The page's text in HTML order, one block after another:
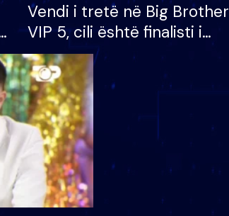
Vendi i tretë në Big Brother
VIP 5, cili është finalisti i
radhës që lë shtëpinë